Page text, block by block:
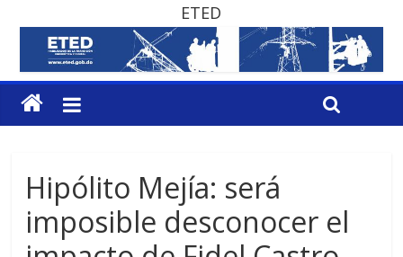
MESCyT y Universidad Albizu apoyarán rehabilitación de
reclusos
MESCyT presenta calendario de Consulta Nacional por la
Educación
ETED
Hipólito Mejía: será
imposible desconocer el